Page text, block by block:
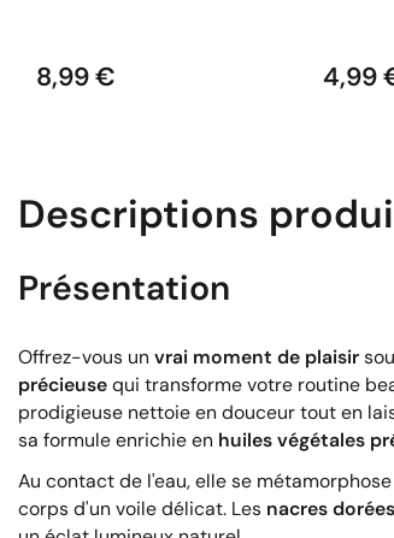
Prix
8,99 € Prix
4,99
Descriptions
Présentation
Offrez-vous un vrai moment de plaisir
précieusequi transforme votre routine
prodigieuse nettoie en douceur tout en
sa formule enrichie en huiles végétales
Au contact de l'eau, elle se
corps d'un voile délicat. Les nacres dorées